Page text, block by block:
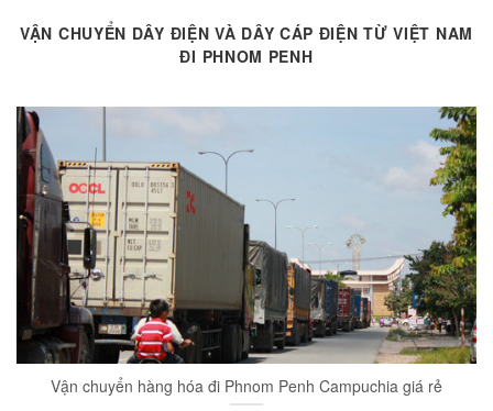
VẬN CHUYỂN DÂY ĐIỆN VÀ DÂY CÁP ĐIỆN TỪ VIỆT NAM
ĐI PHNOM PENH
Vận chuyển hàng hóa đi Phnom Penh Campuchia giá rẻ